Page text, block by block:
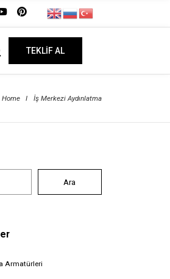
TEKLİF AL
Home I İş Merkezi Aydınlatma
Ara
Armatürleri